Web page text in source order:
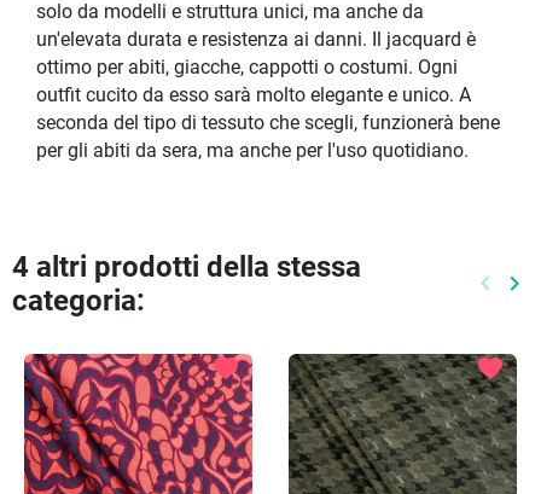
solo da modelli e struttura unici, ma anche da
un'elevata durata e resistenza ai danni. Il jacquard è
ottimo per abiti, giacche, cappotti o costumi. Ogni
outfit cucito da esso sarà molto elegante e unico. A
seconda del tipo di tessuto che scegli, funzionerà bene
per gli abiti da sera, ma anche per l'uso quotidiano.
4 altri prodotti della stessa
categoria:
keyboard_arrow_left keyboard_arrow_right
favorite favorite